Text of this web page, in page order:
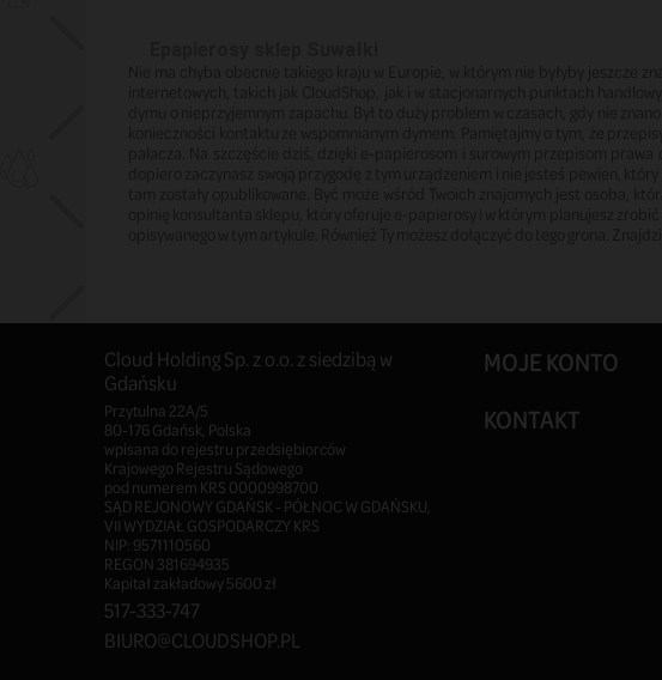
Cloud Holding Sp. z o.o. z siedzibą w
Gdańsku
Przytulna 22A/5
80-176 Gdańsk, Polska
wpisana do rejestru przedsiębiorców
Krajowego Rejestru Sądowego
pod numerem KRS 0000998700
SĄD REJONOWY GDAŃSK - PÓŁNOC W GDAŃSKU,
VII WYDZIAŁ GOSPODARCZY KRS
NIP: 9571110560
REGON 381694935
Kapitał zakładowy 5600 zł
517-333-747
BIURO@CLOUDSHOP.PL
MOJE KONTO
KONTAKT